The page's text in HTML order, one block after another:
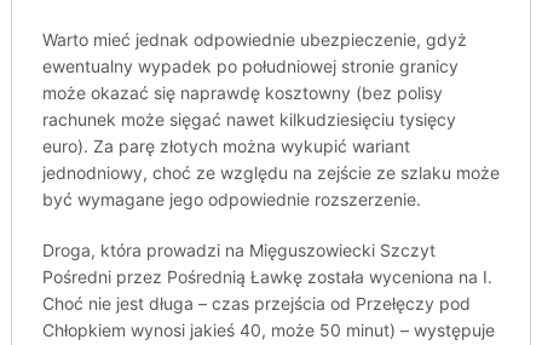
Warto mieć jednak odpowiednie ubezpieczenie, gdyż
ewentualny wypadek po południowej stronie granicy
może okazać się naprawdę kosztowny (bez polisy
rachunek może sięgać nawet kilkudziesięciu tysięcy
euro). Za parę złotych można wykupić wariant
jednodniowy, choć ze względu na zejście ze szlaku może
być wymagane jego odpowiednie rozszerzenie.
Droga, która prowadzi na Mięguszowiecki Szczyt
Pośredni przez Pośrednią Ławkę została wyceniona na I.
Choć nie jest długa – czas przejścia od Przełęczy pod
Chłopkiem wynosi jakieś 40, może 50 minut) – występuje